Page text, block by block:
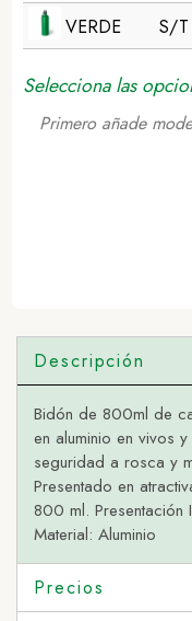
VERDE
S/T
Selecciona las
Primero añade
Descripción
Bidón de 800ml de
en aluminio en vivos
seguridad a rosca y
Presentado en
800 ml. Presentación
Material: Aluminio
Precios